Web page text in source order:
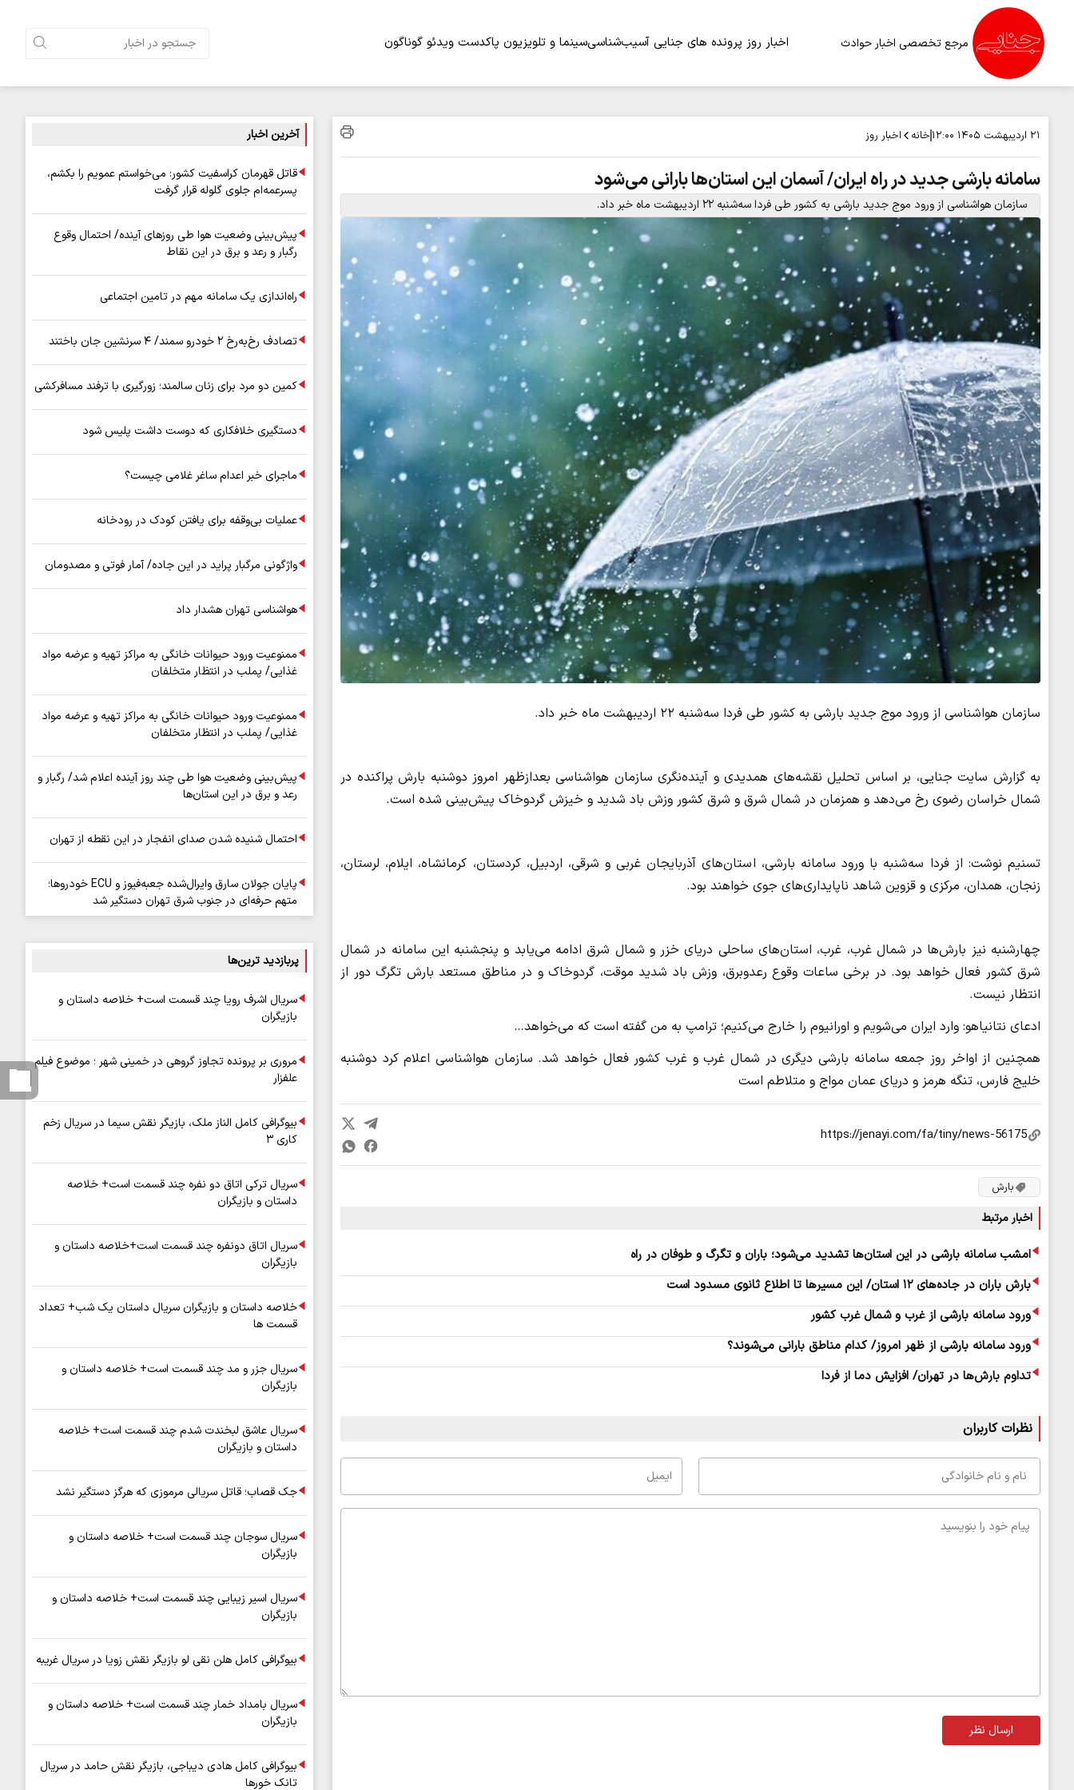
مرجع تخصصی اخبار حوادث اخبار روز پرونده های جنایی آسیب‌شناسیسینما و تلویزیون پاکدست ویدئو گوناگون
۲۱ اردیبهشت ۱۴۰۵ ۱۲:۰۰ خانه اخبار روز
سامانه بارشی جدید در راه ایران/ آسمان این استان‌ها بارانی می‌شود
سازمان هواشناسی از ورود موج جدید بارشی به کشور طی فردا سه‌شنبه ۲۲ اردیبهشت ماه خبر داد.
سازمان هواشناسی از ورود موج جدید بارشی به کشور طی فردا سه‌شنبه ۲۲ اردیبهشت ماه خبر داد.
به گزارش سایت جنایی، بر اساس تحلیل نقشه‌های همدیدی و آینده‌نگری سازمان هواشناسی بعدازظهر امروز دوشنبه بارش پراکنده در
شمال خراسان رضوی رخ می‌دهد و همزمان در شمال شرق و شرق کشور وزش باد شدید و خیزش گردوخاک پیش‌بینی شده است.
تسنیم نوشت: از فردا سه‌شنبه با ورود سامانه بارشی، استان‌های آذربایجان غربی و شرقی، اردبیل، کردستان، کرمانشاه، ایلام، لرستان،
زنجان، همدان، مرکزی و قزوین شاهد ناپایداری‌های جوی خواهند بود.
چهارشنبه نیز بارش‌ها در شمال غرب، غرب، استان‌های ساحلی دریای خزر و شمال شرق ادامه می‌یابد و پنجشنبه این سامانه در شمال
شرق کشور فعال خواهد بود. در برخی ساعات وقوع رعدوبرق، وزش باد شدید موقت، گردوخاک و در مناطق مستعد بارش تگرگ دور از
انتظار نیست.
ادعای نتانیاهو: وارد ایران می‌شویم و اورانیوم را خارج می‌کنیم؛ ترامپ به من گفته است که می‌خواهد…
همچنین از اواخر روز جمعه سامانه بارشی دیگری در شمال غرب و غرب کشور فعال خواهد شد. سازمان هواشناسی اعلام کرد دوشنبه
خلیج فارس، تنگه هرمز و دریای عمان مواج و متلاطم است
بارش
اخبار مرتبط
امشب سامانه بارشی در این استان‌ها تشدید می‌شود؛ باران و تگرگ و طوفان در راه
بارش باران در جاده‌های ۱۲ استان/ این مسیرها تا اطلاع ثانوی مسدود است
ورود سامانه بارشی از غرب و شمال غرب کشور
ورود سامانه بارشی از ظهر امروز/ کدام مناطق بارانی می‌شوند؟
تداوم بارش‌ها در تهران/ افزایش دما از فردا
نظرات کاربران
ارسال نظر
آخرین اخبار
قاتل قهرمان کراسفیت کشور: می‌خواستم عمویم را بکشم،
پسرعمه‌ام جلوی گلوله قرار گرفت
پیش‌بینی وضعیت هوا طی روزهای آینده/ احتمال وقوع
رگبار و رعد و برق در این نقاط
راه‌اندازی یک سامانه مهم در تامین اجتماعی
تصادف رخ‌به‌رخ ۲ خودرو سمند/ ۴ سرنشین جان باختند
کمین دو مرد برای زنان سالمند؛ زورگیری با ترفند مسافرکشی
دستگیری خلافکاری که دوست داشت پلیس شود
ماجرای خبر اعدام ساغر غلامی چیست؟
عملیات بی‌وقفه برای یافتن کودک در رودخانه
واژگونی مرگبار پراید در این جاده/ آمار فوتی و مصدومان
هواشناسی تهران هشدار داد
ممنوعیت ورود حیوانات خانگی به مراکز تهیه و عرضه مواد
غذایی/ پملب در انتظار متخلفان
ممنوعیت ورود حیوانات خانگی به مراکز تهیه و عرضه مواد
غذایی/ پملب در انتظار متخلفان
پیش‌بینی وضعیت هوا طی چند روز آینده اعلام شد/ رگبار و
رعد و برق در این استان‌ها
احتمال شنیده شدن صدای انفجار در این نقطه از تهران
پایان جولان سارق وایرال‌شده جعبه‌فیوز و ECU خودروها؛
متهم حرفه‌ای در جنوب شرق تهران دستگیر شد
پربازدید ترین‌ها
سریال اشرف رویا چند قسمت است+ خلاصه داستان و
بازیگران
مروری بر پرونده تجاوز گروهی در خمینی شهر ؛ موضوع فیلم
علفزار
بیوگرافی کامل الناز ملک، بازیگر نقش سیما در سریال زخم
کاری ۳
سریال ترکی اتاق دو نفره چند قسمت است+ خلاصه
داستان و بازیگران
سریال اتاق دونفره چند قسمت است+خلاصه داستان و
بازیگران
خلاصه داستان و بازیگران سریال داستان یک شب+ تعداد
قسمت ها
سریال جزر و مد چند قسمت است+ خلاصه داستان و
بازیگران
سریال عاشق لبخندت شدم چند قسمت است+ خلاصه
داستان و بازیگران
جک قصاب؛ قاتل سریالی مرموزی که هرگز دستگیر نشد
سریال سوجان چند قسمت است+ خلاصه داستان و
بازیگران
سریال اسیر زیبایی چند قسمت است+ خلاصه داستان و
بازیگران
بیوگرافی کامل هلن نقی لو بازیگر نقش زویا در سریال غریبه
سریال بامداد خمار چند قسمت است+ خلاصه داستان و
بازیگران
بیوگرافی کامل هادی دیباجی، بازیگر نقش حامد در سریال
تانک خورها